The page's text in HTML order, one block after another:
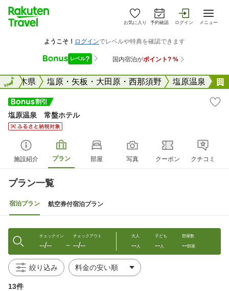
お気に入り 予約確認 ログイン メニュー
全国栃木県 塩原・矢板・大田原・西那須野 塩原温泉
全国
塩原温泉 常盤ホテル
施設紹介 プラン 部屋 写真 クーポン クチコミ
プラン一覧
宿泊プラン 航空券付宿泊プラン
チェックイン
--/-- 〜
チェックアウト
--/--
大人
--人
子ども
--人
部屋数
--部屋
絞り込み
13件